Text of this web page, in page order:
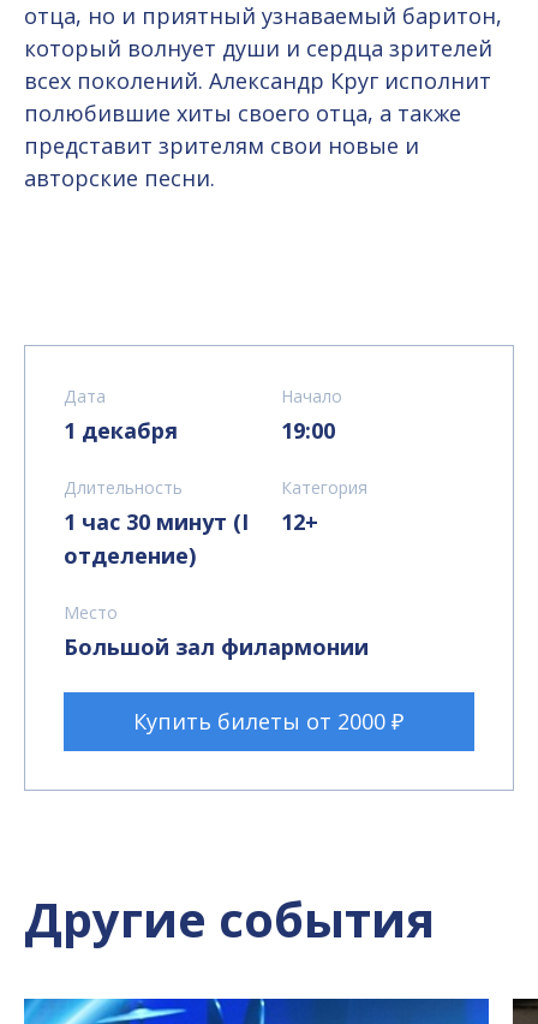
отца, но и приятный узнаваемый баритон,
который волнует души и сердца зрителей
всех поколений. Александр Круг исполнит
полюбившие хиты своего отца, а также
представит зрителям свои новые и
авторские песни.
Дата
1 декабря
Начало
19:00
Длительность
1 час 30 минут (I
отделение)
Категория
12+
Место
Большой зал филармонии
Купить билеты от 2000 ₽
Другие события